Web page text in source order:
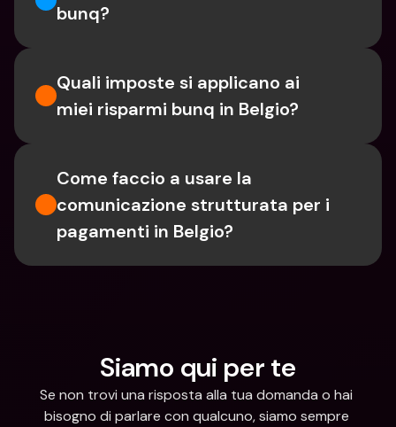
bunq?
Quali imposte si applicano ai
miei risparmi bunq in Belgio?
Come faccio a usare la
comunicazione strutturata per i
pagamenti in Belgio?
Siamo qui per te
Se non trovi una risposta alla tua domanda o hai
bisogno di parlare con qualcuno, siamo sempre